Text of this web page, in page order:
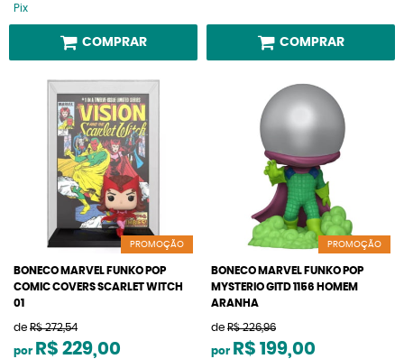
Pix
COMPRAR COMPRAR
PROMOÇÃO
BONECO MARVEL FUNKO POP
COMIC COVERS SCARLET WITCH
01
de R$ 272,54
por R$ 229,00
PROMOÇÃO
BONECO MARVEL FUNKO POP
MYSTERIO GITD 1156 HOMEM
ARANHA
de R$ 226,96
por R$ 199,00